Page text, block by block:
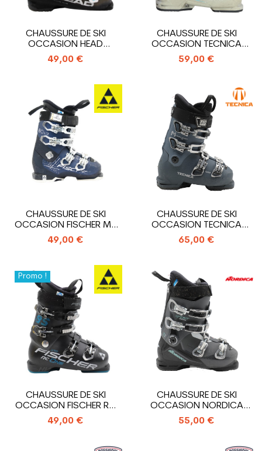
CHAUSSURE DE SKI
OCCASION HEAD
ADVANT EDGE 75
49,00 €
CHAUSSURE DE SKI
OCCASION TECNICA
MACH SPORT MV RT W
59,00 €
CHAUSSURE DE SKI
OCCASION FISCHER MY
RC PRO 80 XTR
49,00 €
CHAUSSURE DE SKI
OCCASION TECNICA
MACH SPORT RT MV W
65,00 €
CHAUSSURE DE SKI
OCCASION FISCHER RC
ONE 85 XTR
49,00 €
Promo !
CHAUSSURE DE SKI
OCCASION NORDICA
SPORTMACHINE 75 WR
55,00 €